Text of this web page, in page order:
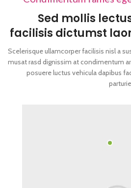
Sed mollis
facilisis dictumst
Scelerisque ullamcorper facilisis nisl a
musat rasd dignissim at condimentum
posuere luctus vehicula dapibus